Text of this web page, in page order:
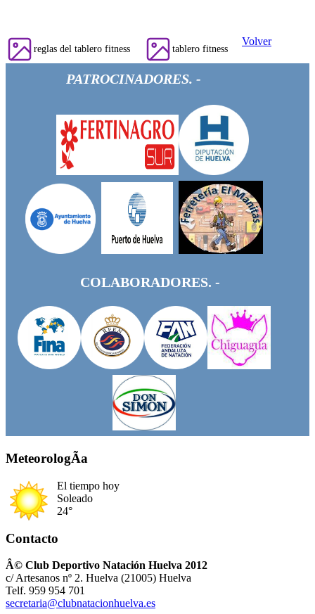
reglas del tablero fitness tablero fitness
Volver
PATROCINADORES. -
COLABORADORES. -
MeteorologÃ­a
El tiempo hoy
Soleado
24°
Contacto
Â© Club Deportivo Natación Huelva 2012
c/ Artesanos nº 2. Huelva (21005) Huelva
Telf. 959 954 701
secretaria@clubnatacionhuelva.es